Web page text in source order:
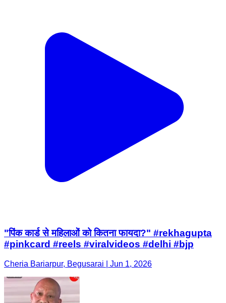
"पिंक कार्ड से महिलाओं को कितना फायदा?" #rekhagupta
#pinkcard #reels #viralvideos #delhi #bjp
Cheria Bariarpur, Begusarai | Jun 1, 2026